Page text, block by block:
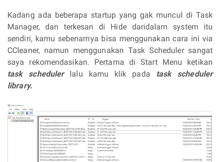
Kadang ada beberapa startup yang gak muncul di Task
Manager, dan terkesan di Hide daridalam system itu
sendiri, kamu sebenarnya bisa menggunakan cara ini via
CCleaner, namun menggunakan Task Scheduler sangat
saya rekomendasikan. Pertama di Start Menu ketikan
task scheduler lalu kamu klik pada task scheduler
library.